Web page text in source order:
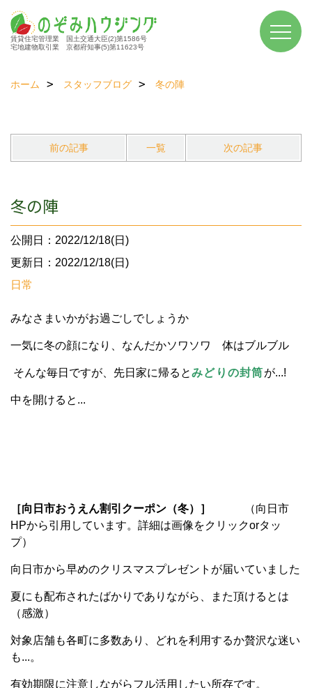
賃貸住宅管理業 国土交通大臣(2)第1586号
宅地建物取引業 京都府知事(5)第11623号
ホーム スタッフブログ 冬の陣
前の記事 一覧 次の記事
冬の陣
公開日：2022/12/18(日)
更新日：2022/12/18(日)
日常
みなさまいかがお過ごしでしょうか
一気に冬の顔になり、なんだかソワソワ 体はブルブル
そんな毎日ですが、先日家に帰るとみどりの封筒が...!
中を開けると...
［向日市おうえん割引クーポン（冬）］
（向日市
HPから引用しています。詳細は画像をクリックorタッ
プ）
向日市から早めのクリスマスプレゼントが届いていました
夏にも配布されたばかりでありながら、また頂けるとは
（感激）
対象店舗も各町に多数あり、どれを利用するか贅沢な迷い
も...。
有効期限に注意しながらフル活用したい所存です。